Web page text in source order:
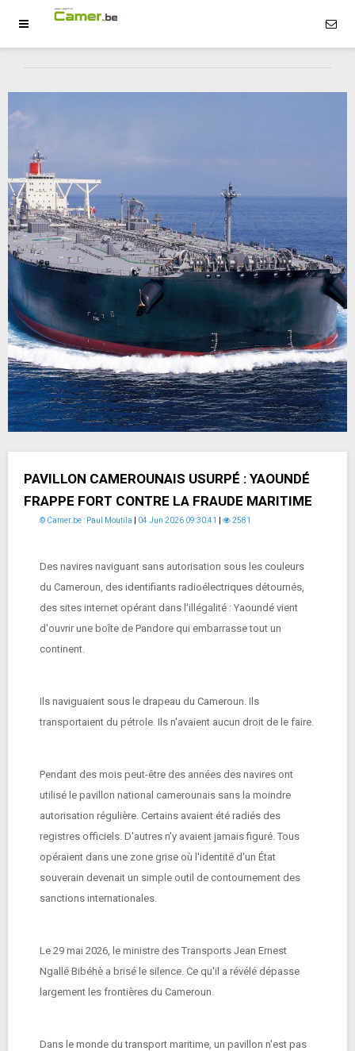
PAVILLON CAMEROUNAIS USURPÉ : YAOUNDÉ
FRAPPE FORT CONTRE LA FRAUDE MARITIME
© Camer.be : Paul Moutila 04 Jun 2026 09:30:41 2581
Des navires naviguant sans autorisation sous les couleurs
du Cameroun, des identifiants radioélectriques détournés,
des sites internet opérant dans l'illégalité : Yaoundé vient
d'ouvrir une boîte de Pandore qui embarrasse tout un
continent.
Ils naviguaient sous le drapeau du Cameroun. Ils
transportaient du pétrole. Ils n'avaient aucun droit de le faire.
Pendant des mois peut-être des années des navires ont
utilisé le pavillon national camerounais sans la moindre
autorisation régulière. Certains avaient été radiés des
registres officiels. D'autres n'y avaient jamais figuré. Tous
opéraient dans une zone grise où l'identité d'un État
souverain devenait un simple outil de contournement des
sanctions internationales.
Le 29 mai 2026, le ministre des Transports Jean Ernest
Ngallé Bibéhè a brisé le silence. Ce qu'il a révélé dépasse
largement les frontières du Cameroun.
Dans le monde du transport maritime, un pavillon n'est pas